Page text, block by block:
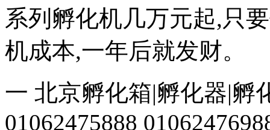
系列孵化机几万元起,只
机成本,一年后就发财。
一 北京孵化箱|孵化器|孵
01062475888